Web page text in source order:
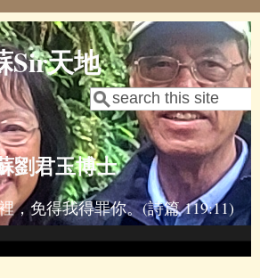
Sir天地
Search form
Search
劉君玉博士
，免得我得罪你。(詩篇 119:11)